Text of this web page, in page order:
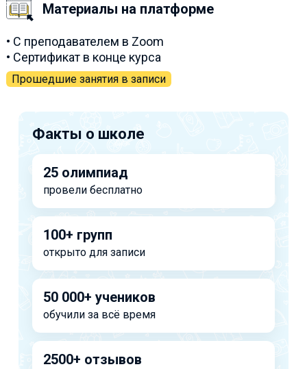
Материалы на платформе
• С преподавателем в Zoom
• Сертификат в конце курса
Прошедшие занятия в записи
Факты о школе
25 олимпиад
провели бесплатно
100+ групп
открыто для записи
50 000+ учеников
обучили за всё время
2500+ отзывов